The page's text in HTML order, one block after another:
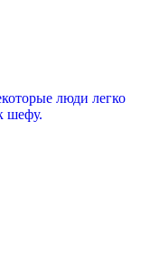
люди легко
шефу.